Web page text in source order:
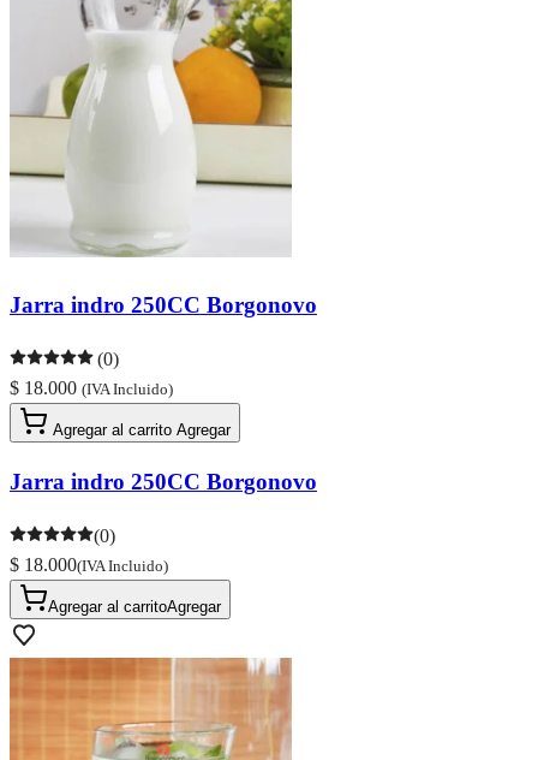
Jarra indro 250CC Borgonovo
(0)
$ 18.000 (IVA Incluido)
Agregar al carrito Agregar
Jarra indro 250CC Borgonovo
(0)
$ 18.000(IVA Incluido)
Agregar al carritoAgregar